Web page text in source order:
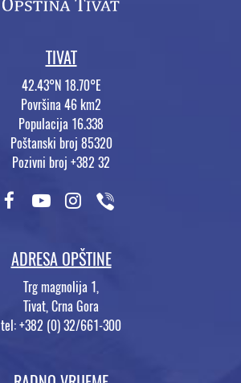
TIVAT
42.43°N 18.70°E
Površina 46 km2
Populacija 16.338
Poštanski broj 85320
Pozivni broj +382 32
ADRESA OPŠTINE
Trg magnolija 1,
Tivat, Crna Gora
tel: +382 (0) 32/661-300